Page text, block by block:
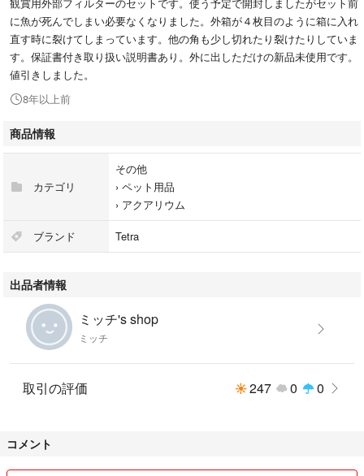
に魚が死んでしまい必要なくなりました。外箱が４枚目のように箱に入れ
直す時に裂けてしまっています。他の角も少し切れたり裂けたりしていま
す。保証書付き取り扱い説明書あり。外に出しただけの新品未使用です。
値引きしました。
8年以上前
商品情報
カテゴリ
その他
› ペット用品
› アクアリウム
ブランド Tetra
出品者情報
ミッチ's shop
ミッチ
取引の評価 247 0 0
コメント